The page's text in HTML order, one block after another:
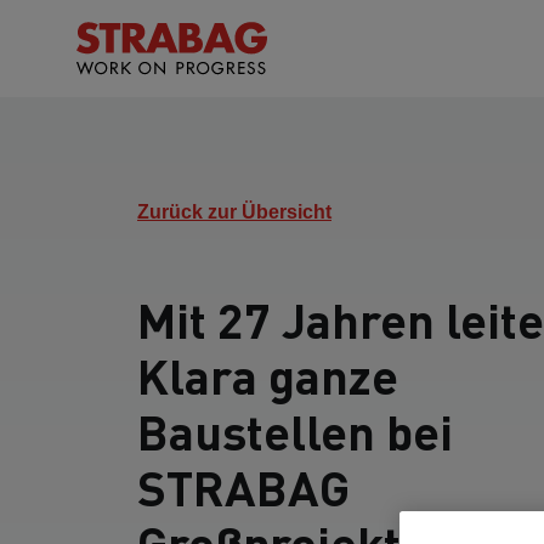
Zurück zur Übersicht
Mit 27 Jahren
Klara ganze
Baustellen bei
STRABAG